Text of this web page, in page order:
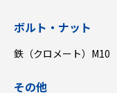
ボルト・ナット
鉄（クロメート）M10
その他